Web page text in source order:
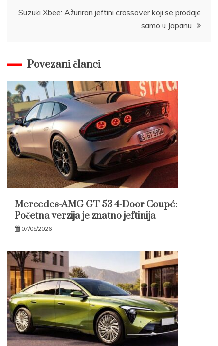
Suzuki Xbee: Ažuriran jeftini crossover koji se prodaje
samo u Japanu
Povezani članci
Mercedes-AMG GT 53 4-Door Coupé:
Početna verzija je znatno jeftinija
07/08/2026